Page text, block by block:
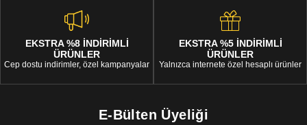
EKSTRA %8 İNDİRİMLİ
ÜRÜNLER
Cep dostu indirimler, özel kampanyalar
EKSTRA %5 İNDİRİMLİ
ÜRÜNLER
Yalnızca internete özel hesaplı ürünler
E-Bülten Üyeliği